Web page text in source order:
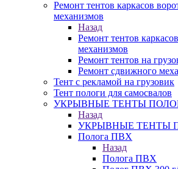
Ремонт тентов каркасов
механизмов
Назад
Ремонт тентов
механизмов
Ремонт тентов на
Ремонт сдвижного
Тент с рекламой на грузовик
Тент пологи для самосвалов
УКРЫВНЫЕ ТЕНТЫ
Назад
УКРЫВНЫЕ ТЕНТЫ
Полога ПВХ
Назад
Полога ПВХ